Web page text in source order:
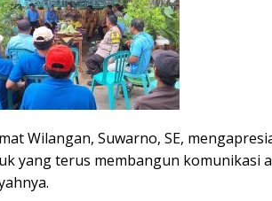
Wilangan, Suwarno, SE,
yang terus membangun komunikasi